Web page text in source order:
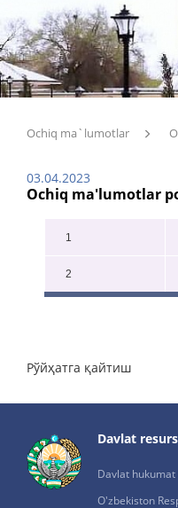
Ochiq ma`lumotlar
03.04.2023
Ochiq ma'lumotlar
1
2
Рўйҳатга қайтиш
Davlat
Davlat hukumat
O'zbekiston